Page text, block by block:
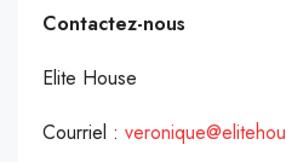
Contactez-nous
Elite House
Courriel :